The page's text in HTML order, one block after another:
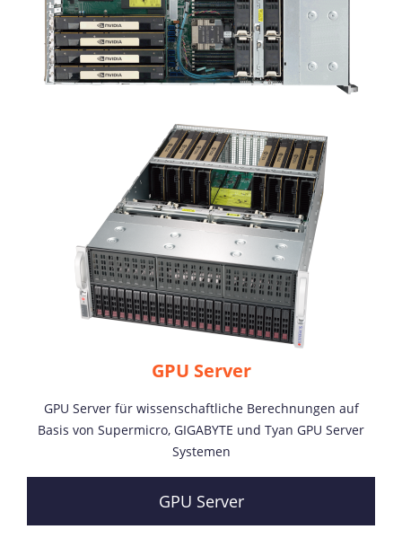
GPU Server
GPU Server für wissenschaftliche Berechnungen auf
Basis von Supermicro, GIGABYTE und Tyan GPU Server
Systemen
GPU Server